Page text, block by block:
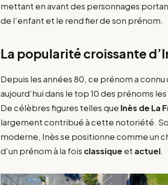
mettant en avant des personnages
de l’enfant et le rend fier de son prénom.
La popularité croissante
Depuis les années 80, ce prénom a
aujourd’hui dans le top 10 des prénoms
De célèbres figures telles que Inès de La
largement contribué à cette notoriété.
moderne, Inès se positionne comme un
d’un prénom à la fois classique et actuel.